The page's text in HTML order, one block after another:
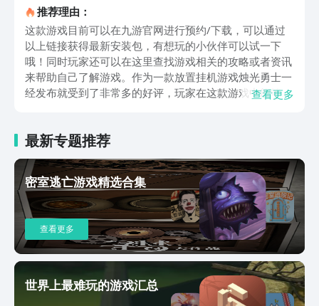
推荐理由：
这款游戏目前可以在九游官网进行预约/下载，可以通过
以上链接获得最新安装包，有想玩的小伙伴可以试一下
哦！同时玩家还可以在这里查找游戏相关的攻略或者资讯
来帮助自己了解游戏。作为一款放置挂机游戏烛光勇士一
经发布就受到了非常多的好评，玩家在这款游戏中能够选
置挂机玩法，玩家在游戏中可以通过自动战斗来让角色自
动练级或者完成任务，在玩家攻打boss的时候可以随时解
除自动战斗状态来自己操作防止失误。以上就是小编今天
为玩家带来的烛光勇士游戏介绍，在这款游戏玩家能够获
得非常多强力的装备，这些装备可以为玩家提高非常多的
战斗力，让玩家在之后的战斗中能够更加轻松，对这款游
戏感兴趣的玩家就赶快来下载体验一下吧。
查看更多
最新专题推荐
密室逃亡游戏精选合集
查看更多
世界上最难玩的游戏汇总